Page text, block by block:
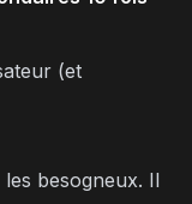
(et
besogneux. Il